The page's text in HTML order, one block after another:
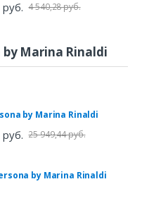
4 540,28 руб.
Marina Rinaldi
by Marina Rinaldi
25 949,44 руб.
by Marina Rinaldi